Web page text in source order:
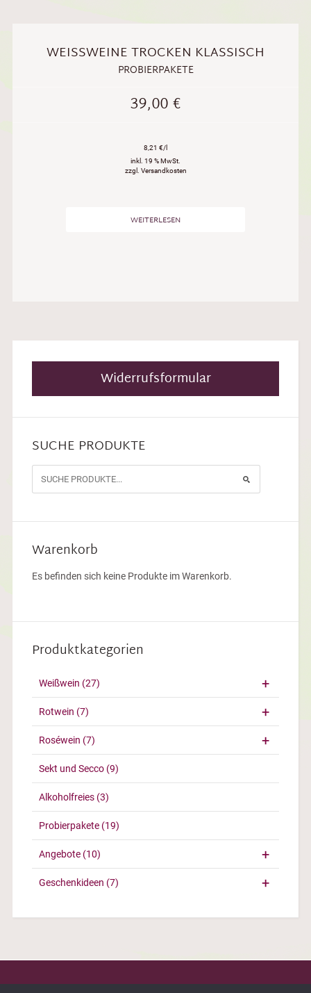
WEISSWEINE TROCKEN KLASSISCH
PROBIERPAKETE
39,00€
8,21 €/l
inkl. 19 % MwSt.
zzgl. Versandkosten
WEITERLESEN
Widerrufsformular
SUCHE PRODUKTE
Warenkorb
Es befinden sich keine Produkte im Warenkorb.
Produktkategorien
Weißwein (27)
Rotwein (7)
Roséwein (7)
Sekt und Secco (9)
Alkoholfreies (3)
Probierpakete (19)
Angebote (10)
Geschenkideen (7)